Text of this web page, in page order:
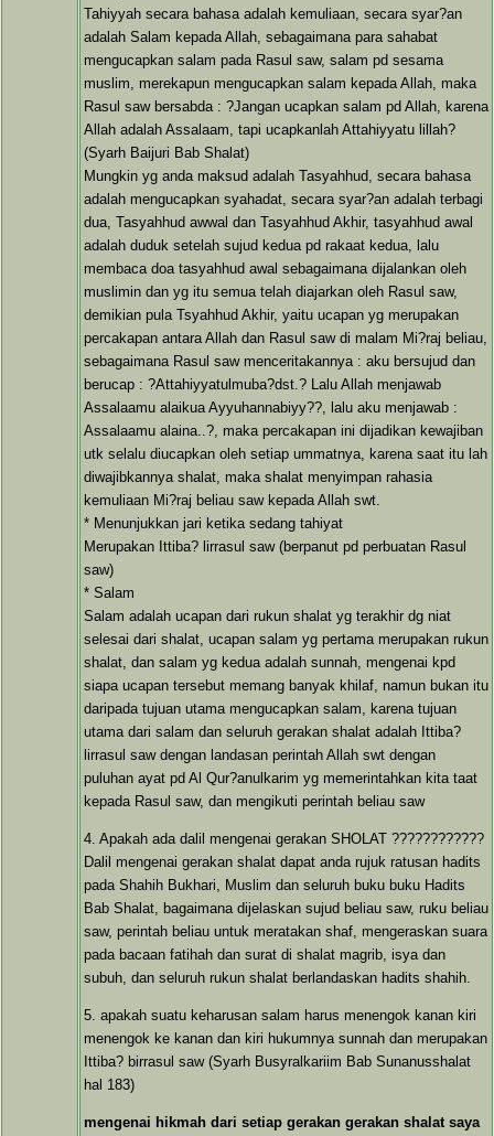
Tahiyyah secara bahasa adalah kemuliaan, secara syar?an
adalah Salam kepada Allah, sebagaimana para sahabat
mengucapkan salam pada Rasul saw, salam pd sesama
muslim, merekapun mengucapkan salam kepada Allah, maka
Rasul saw bersabda : ?Jangan ucapkan salam pd Allah, karena
Allah adalah Assalaam, tapi ucapkanlah Attahiyyatu lillah?
(Syarh Baijuri Bab Shalat)
Mungkin yg anda maksud adalah Tasyahhud, secara bahasa
adalah mengucapkan syahadat, secara syar?an adalah terbagi
dua, Tasyahhud awwal dan Tasyahhud Akhir, tasyahhud awal
adalah duduk setelah sujud kedua pd rakaat kedua, lalu
membaca doa tasyahhud awal sebagaimana dijalankan oleh
muslimin dan yg itu semua telah diajarkan oleh Rasul saw,
demikian pula Tsyahhud Akhir, yaitu ucapan yg merupakan
percakapan antara Allah dan Rasul saw di malam Mi?raj beliau,
sebagaimana Rasul saw menceritakannya : aku bersujud dan
berucap : ?Attahiyyatulmuba?dst.? Lalu Allah menjawab
Assalaamu alaikua Ayyuhannabiyy??, lalu aku menjawab :
Assalaamu alaina..?, maka percakapan ini dijadikan kewajiban
utk selalu diucapkan oleh setiap ummatnya, karena saat itu lah
diwajibkannya shalat, maka shalat menyimpan rahasia
kemuliaan Mi?raj beliau saw kepada Allah swt.
* Menunjukkan jari ketika sedang tahiyat
Merupakan Ittiba? lirrasul saw (berpanut pd perbuatan Rasul
saw)
* Salam
Salam adalah ucapan dari rukun shalat yg terakhir dg niat
selesai dari shalat, ucapan salam yg pertama merupakan rukun
shalat, dan salam yg kedua adalah sunnah, mengenai kpd
siapa ucapan tersebut memang banyak khilaf, namun bukan itu
daripada tujuan utama mengucapkan salam, karena tujuan
utama dari salam dan seluruh gerakan shalat adalah Ittiba?
lirrasul saw dengan landasan perintah Allah swt dengan
puluhan ayat pd Al Qur?anulkarim yg memerintahkan kita taat
kepada Rasul saw, dan mengikuti perintah beliau saw
4. Apakah ada dalil mengenai gerakan SHOLAT ????????????
Dalil mengenai gerakan shalat dapat anda rujuk ratusan hadits
pada Shahih Bukhari, Muslim dan seluruh buku buku Hadits
Bab Shalat, bagaimana dijelaskan sujud beliau saw, ruku beliau
saw, perintah beliau untuk meratakan shaf, mengeraskan suara
pada bacaan fatihah dan surat di shalat magrib, isya dan
subuh, dan seluruh rukun shalat berlandaskan hadits shahih.
5. apakah suatu keharusan salam harus menengok kanan kiri
menengok ke kanan dan kiri hukumnya sunnah dan merupakan
Ittiba? birrasul saw (Syarh Busyralkariim Bab Sunanusshalat
hal 183)
mengenai hikmah dari setiap gerakan gerakan shalat saya